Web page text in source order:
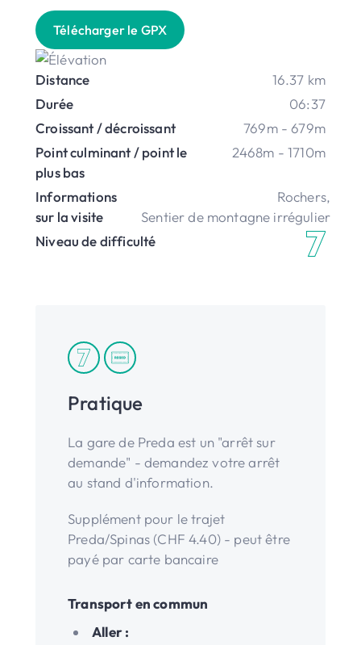
Télécharger le GPX
Distance
16.37 km
Durée
06:37
Croissant / décroissant
769m - 679m
Point culminant / point le
plus bas
2468m - 1710m
Informations
sur la visite
Rochers,
Sentier de montagne irrégulier
Niveau de difficulté
Pratique
La gare de Preda est un "arrêt sur
demande" - demandez votre arrêt
au stand d'information.
Supplément pour le trajet
Preda/Spinas (CHF 4.40) - peut être
payé par carte bancaire
Transport en commun
Aller :